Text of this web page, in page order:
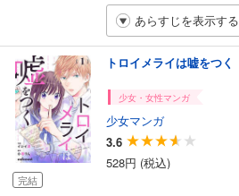
あらすじを表示する
完結
トロイメライは嘘をつく
少女・女性マンガ
少女マンガ
3.6
528円 (税込)